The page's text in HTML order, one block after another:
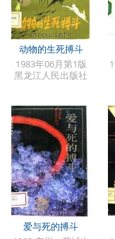
动物的生死搏斗
1983年06月第1版
黑龙江人民出版社
爱与死的搏斗